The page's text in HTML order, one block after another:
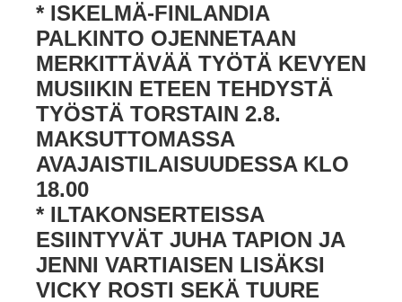
* ISKELMÄ-FINLANDIA
PALKINTO OJENNETAAN
MERKITTÄVÄÄ TYÖTÄ KEVYEN
MUSIIKIN ETEEN TEHDYSTÄ
TYÖSTÄ TORSTAIN 2.8.
MAKSUTTOMASSA
AVAJAISTILAISUUDESSA KLO
18.00
* ILTAKONSERTEISSA
ESIINTYVÄT JUHA TAPION JA
JENNI VARTIAISEN LISÄKSI
VICKY ROSTI SEKÄ TUURE